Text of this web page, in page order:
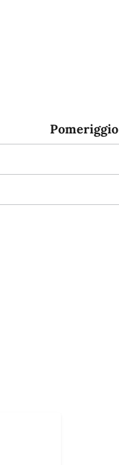
Pomeriggio